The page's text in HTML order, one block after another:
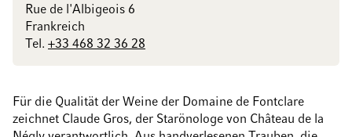
Rue de l'Albigeois 6
Frankreich
Tel. +33 468 32 36 28
Für die Qualität der Weine der Domaine de Fontclare
zeichnet Claude Gros, der Starönologe von Château de la